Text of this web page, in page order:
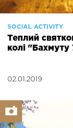
SOCIAL ACTIVITY
Теплий
колі "Бахмуту
02.01.2019